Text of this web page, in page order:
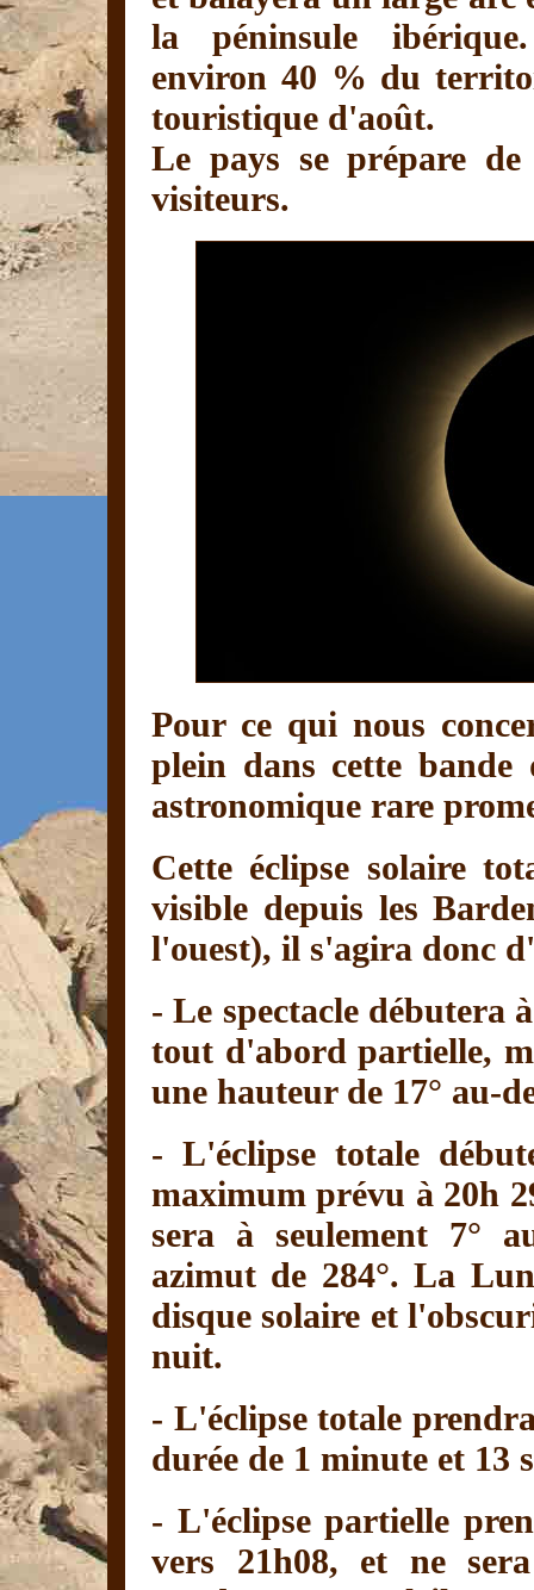
la péninsule
environ 40 % du
touristique d'août.
Le pays se prépare
visiteurs.
Pour ce qui nous
plein dans cette bande
astronomique rare
Cette éclipse solaire
visible depuis les
l'ouest), il s'agira donc
- Le spectacle débutera
tout d'abord partielle,
une hauteur de 17° au-
- L'éclipse totale
maximum prévu à 20h
sera à seulement 7°
azimut de 284°. La
disque solaire et
nuit.
- L'éclipse totale
durée de 1 minute et 13
- L'éclipse partielle
vers 21h08, et ne